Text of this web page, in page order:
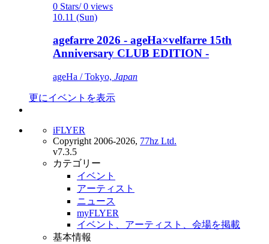
0 Stars/ 0 views
10.11 (Sun)
agefarre 2026 - ageHa×velfarre 15th
Anniversary CLUB EDITION -
ageHa / Tokyo, Japan
更にイベントを表示
iFLYER
Copyright 2006-2026, 77hz Ltd.
v7.3.5
カテゴリー
イベント
アーティスト
ニュース
myFLYER
イベント、アーティスト、会場を掲載
基本情報